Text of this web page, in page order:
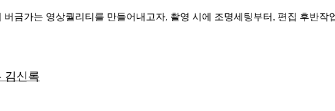
금가는 영상퀄리티를 만들어내고자, 촬영 시에 조명세팅부터, 편집 후반
김신록